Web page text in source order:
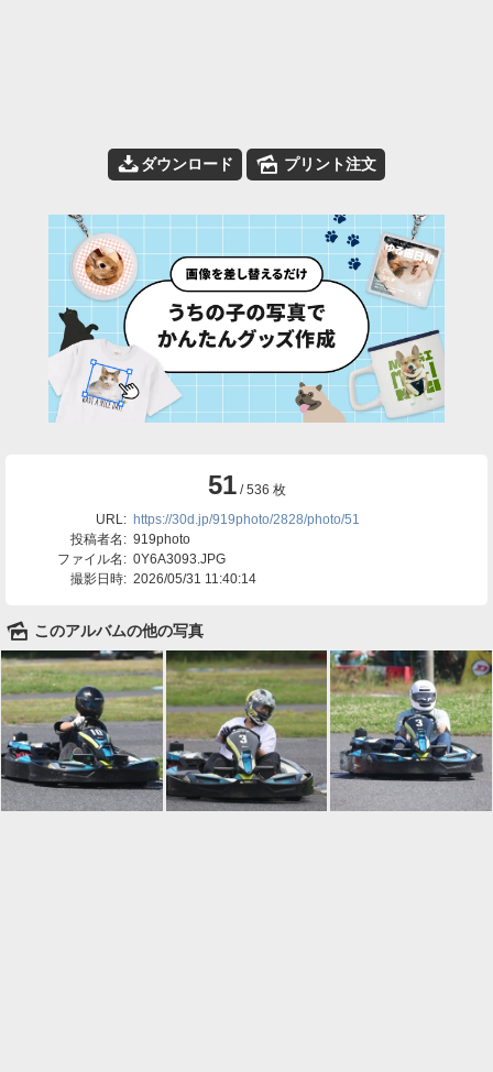
📥ダウンロード 🌄 プリント注文
51 / 536 枚
URL: https://30d.jp/919photo/2828/photo/51
投稿者名: 919photo
ファイル名: 0Y6A3093.JPG
撮影日時: 2026/05/31 11:40:14
🌄 このアルバムの他の写真